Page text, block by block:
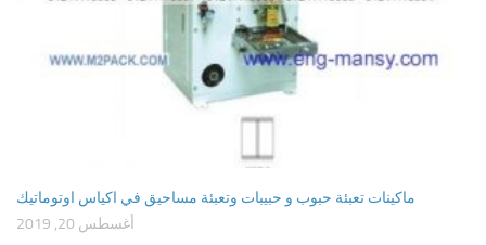
ماكينات تعبئة حبوب و حبيبات وتعبئة مساحيق في اكياس اوتوماتيك
أغسطس 20, 2019